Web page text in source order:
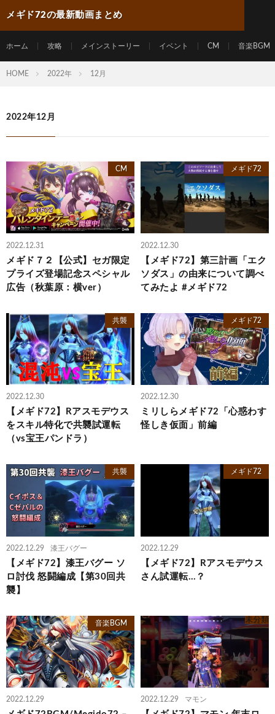
メギド72の最新動画まとめ
ホーム 攻略 メインストーリー イベント CM 音楽BGM
HOME 2022年 12月
2022年12月
CM
2022.12.31
メギド７２【公式】セガ限定
プライズ登場記念スペシャル
広告（秋葉原：横ver）
メギド72
2022.12.30
【メギド72】第三計画「エク
ソダス」の由来について調べ
てみたよ #メギド72
共襲
2022.12.30
【メギド72】Rアスモデウス
をスキル特化で共襲試運転
（vs宝王パンドラ）
メギド72
2022.12.30
ミリしらメギド72「心惑わす
怪しき仮面」前編
共襲
2022.12.29 漆王バグー
【メギド72】漆王バグー ソ
ロ討伐 怒闘編成【第30回共
襲】
メギド72
2022.12.29
【メギド72】Rアスモデウス
さん試運転…？
音楽BGM
2022.12.29
未分類
2022.12.29 マモン